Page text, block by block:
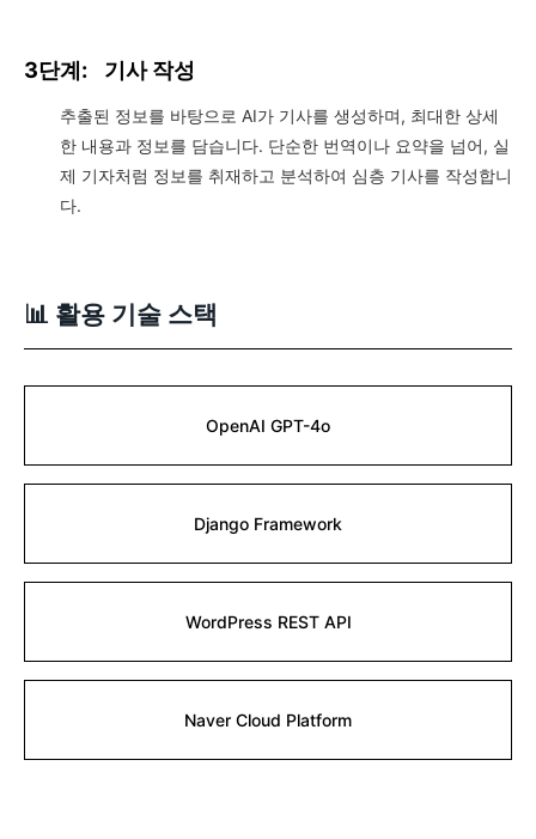
3단계: 기사 작성
추출된 정보를 바탕으로 AI가 기사를 생성하며, 최대한 상세
한 내용과 정보를 담습니다. 단순한 번역이나 요약을 넘어, 실
제 기자처럼 정보를 취재하고 분석하여 심층 기사를 작성합니
다.
📊 활용 기술 스택
OpenAI GPT-4o
Django Framework
WordPress REST API
Naver Cloud Platform